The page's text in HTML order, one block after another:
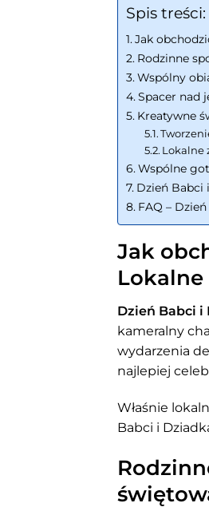
Spis treści:
Jak
Rodzinne
Wspólny
Spacer nad
Kreatywne
Lokalne
Wspólne
Dzień Babci
FAQ –
Jak
Lokalne
Dzień Babci i
kameralny
wydarzenia
najlepiej
Właśnie
Babci i